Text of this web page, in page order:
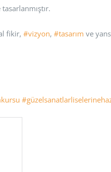
fikir, #vizyon, #tasarım ve